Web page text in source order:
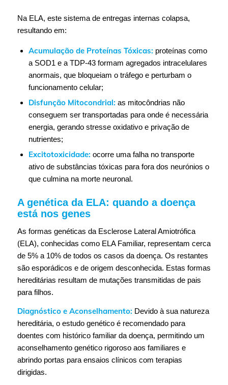
Na ELA, este sistema de entregas internas colapsa,
resultando em:
Acumulação de Proteínas Tóxicas: proteínas como
a SOD1 e a TDP-43 formam agregados intracelulares
anormais, que bloqueiam o tráfego e perturbam o
funcionamento celular;
Disfunção Mitocondrial: as mitocôndrias não
conseguem ser transportadas para onde é necessária
energia, gerando stresse oxidativo e privação de
nutrientes;
Excitotoxicidade: ocorre uma falha no transporte
ativo de substâncias tóxicas para fora dos neurónios o
que culmina na morte neuronal.
A genética da ELA: quando a doença
está nos genes
As formas genéticas da Esclerose Lateral Amiotrófica
(ELA), conhecidas como ELA Familiar, representam cerca
de 5% a 10% de todos os casos da doença. Os restantes
são esporádicos e de origem desconhecida. Estas formas
hereditárias resultam de mutações transmitidas de pais
para filhos.
Diagnóstico e Aconselhamento: Devido à sua natureza
hereditária, o estudo genético é recomendado para
doentes com histórico familiar da doença, permitindo um
aconselhamento genético rigoroso aos familiares e
abrindo portas para ensaios clínicos com terapias
dirigidas.